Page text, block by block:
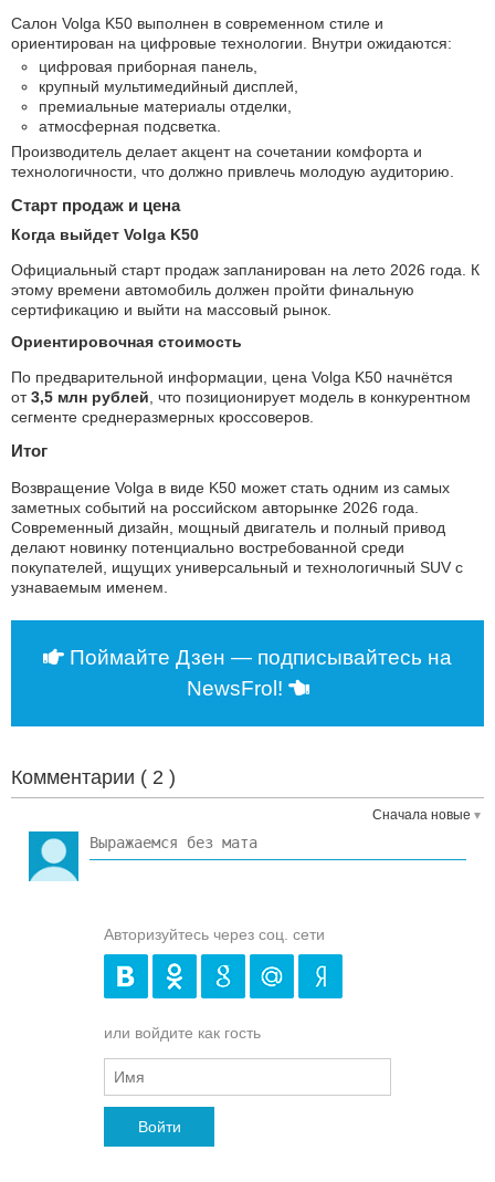
Салон Volga K50 выполнен в современном стиле и
ориентирован на цифровые технологии. Внутри ожидаются:
цифровая приборная панель,
крупный мультимедийный дисплей,
премиальные материалы отделки,
атмосферная подсветка.
Производитель делает акцент на сочетании комфорта и
технологичности, что должно привлечь молодую аудиторию.
Старт продаж и цена
Когда выйдет Volga K50
Официальный старт продаж запланирован на лето 2026 года. К
этому времени автомобиль должен пройти финальную
сертификацию и выйти на массовый рынок.
Ориентировочная стоимость
По предварительной информации, цена Volga K50 начнётся
от3,5 млн рублей, что позиционирует модель в конкурентном
сегменте среднеразмерных кроссоверов.
Итог
Возвращение Volga в виде K50 может стать одним из самых
заметных событий на российском авторынке 2026 года.
Современный дизайн, мощный двигатель и полный привод
делают новинку потенциально востребованной среди
покупателей, ищущих универсальный и технологичный SUV с
узнаваемым именем.
Поймайте Дзен — подписывайтесь на
NewsFrol!
Комментарии ( 2 )
Сначала новые
Авторизуйтесь через соц. сети
или войдите как гость
Войти